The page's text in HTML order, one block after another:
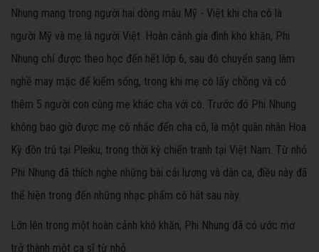
Nhung mang trong người hai dòng máu Mỹ - Việt khi cha cô là
người Mỹ và mẹ là người Việt. Hoàn cảnh gia đình khó khăn, Phi
Nhung chỉ được theo học đến hết lớp 6, sau đó chuyển sang làm
nghề may mặc để kiếm sống, trong khi mẹ cô lấy chồng và có
thêm 5 người con cùng mẹ khác cha với cô. Trước đó Phi Nhung
không bao giờ được mẹ cô nhắc đến cha cô, là một quân nhân Hoa
Kỳ đồn trú tại Pleiku, trong thời kỳ chiến tranh tại Việt Nam. Từ nhỏ
Phi Nhung đã thích nghe những bài cải lương và dân ca, điều này đã
thể hiện trong đến những nhạc phẩm cô hát sau này.
Lớn lên trong một hoàn cảnh khó khăn, Phi Nhung đã có ước mơ
trở thành một ca sĩ từ nhỏ.